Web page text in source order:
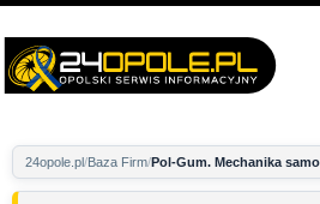
24opole.pl Baza Firm Pol-Gum. Mechanika